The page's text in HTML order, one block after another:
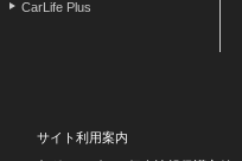
CarLife Plus
サイト利用案内